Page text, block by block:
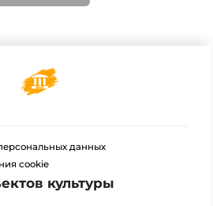
данных
cookie
культуры